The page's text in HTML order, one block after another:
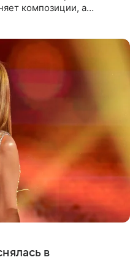
композиции, а
в